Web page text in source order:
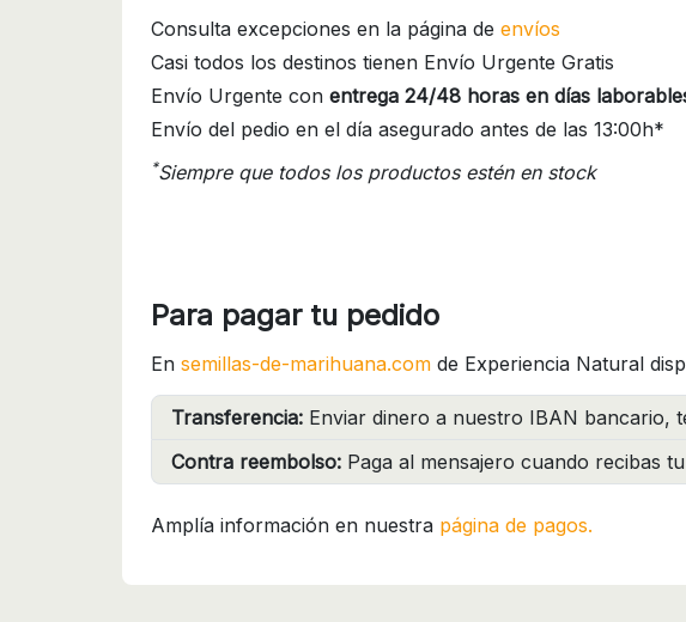
Consulta excepciones en la página de envíos
Casi todos los destinos tienen Envío Urgente Gratis
Envío Urgente con entrega 24/48 horas en días
Envío del pedio en el día asegurado antes de las 13:00h*
*Siempre que todos los productos estén en stock
Para pagar tu pedido
En semillas-de-marihuana.com de Experiencia Natural
Transferencia: Enviar dinero a nuestro IBAN bancario,
Contra reembolso: Paga al mensajero cuando recibas
Amplía información en nuestra página de pagos.